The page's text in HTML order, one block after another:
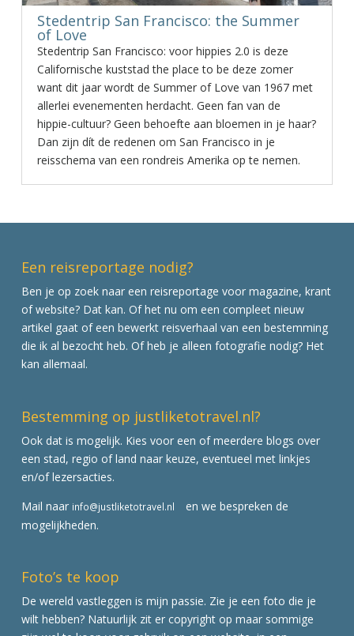
Stedentrip San Francisco: the Summer
of Love
Stedentrip San Francisco: voor hippies 2.0 is deze
Californische kuststad the place to be deze zomer
want dit jaar wordt de Summer of Love van 1967 met
allerlei evenementen herdacht. Geen fan van de
hippie-cultuur? Geen behoefte aan bloemen in je haar?
Dan zijn dít de redenen om San Francisco in je
reisschema van een rondreis Amerika op te nemen.
Een reisreportage nodig?
Ben je op zoek naar een reisreportage voor magazine, krant
of website? Dat kan. Of het nu om een compleet nieuw
artikel gaat of een bewerkt reisverhaal van een bestemming
die ik al bezocht heb. Of heb je alleen fotografie nodig? Het
kan allemaal.
Bestemming op justliketotravel.nl?
Ook dat is mogelijk. Kies voor een of meerdere blogs over
een stad, regio of land naar keuze, eventueel met linkjes
en/of lezersacties.
Mail naar info@justliketotravel.nl
en we bespreken de
mogelijkheden.
Foto’s te koop
De wereld vastleggen is mijn passie. Zie je een foto die je
wilt hebben? Natuurlijk zit er copyright op maar sommige